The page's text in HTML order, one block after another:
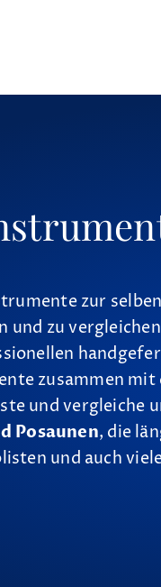
zur
und zu
zusammen mit
und vergleiche
Posaunen, die
und auch